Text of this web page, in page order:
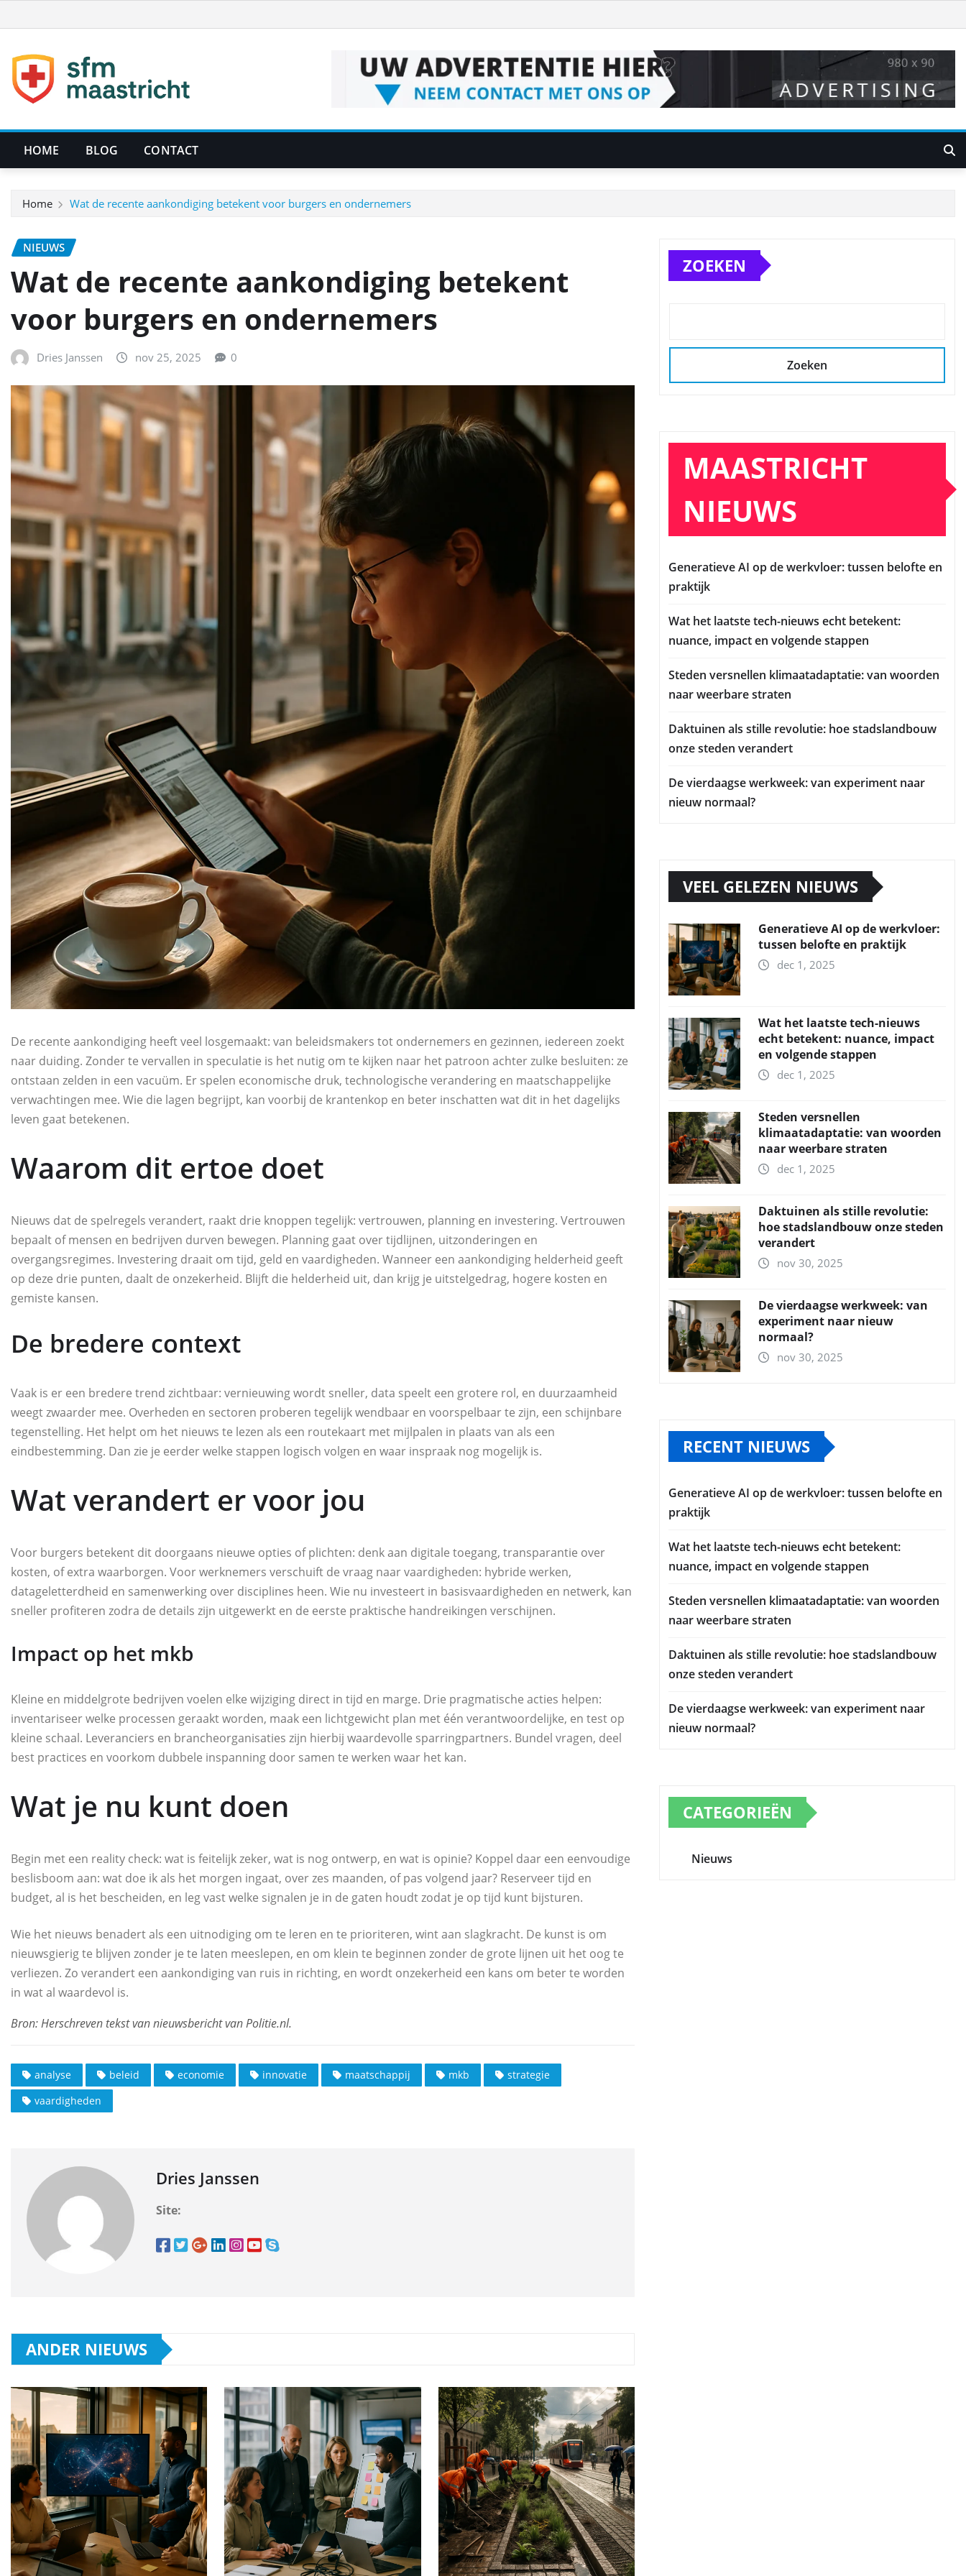
naar
inhoud
HOME BLOG CONTACT
Home Wat de recente aankondiging betekent voor burgers en ondernemers
NIEUWS
Wat de recente aankondiging betekent
voor burgers en ondernemers
Dries Janssen nov 25, 2025 0
De recente aankondiging heeft veel losgemaakt: van beleidsmakers tot ondernemers en gezinnen, iedereen zoekt
naar duiding. Zonder te vervallen in speculatie is het nutig om te kijken naar het patroon achter zulke besluiten: ze
ontstaan zelden in een vacuüm. Er spelen economische druk, technologische verandering en maatschappelijke
verwachtingen mee. Wie die lagen begrijpt, kan voorbij de krantenkop en beter inschatten wat dit in het dagelijks
leven gaat betekenen.
Waarom dit ertoe doet
Nieuws dat de spelregels verandert, raakt drie knoppen tegelijk: vertrouwen, planning en investering. Vertrouwen
bepaalt of mensen en bedrijven durven bewegen. Planning gaat over tijdlijnen, uitzonderingen en
overgangsregimes. Investering draait om tijd, geld en vaardigheden. Wanneer een aankondiging helderheid geeft
op deze drie punten, daalt de onzekerheid. Blijft die helderheid uit, dan krijg je uitstelgedrag, hogere kosten en
gemiste kansen.
De bredere context
Vaak is er een bredere trend zichtbaar: vernieuwing wordt sneller, data speelt een grotere rol, en duurzaamheid
weegt zwaarder mee. Overheden en sectoren proberen tegelijk wendbaar en voorspelbaar te zijn, een schijnbare
tegenstelling. Het helpt om het nieuws te lezen als een routekaart met mijlpalen in plaats van als een
eindbestemming. Dan zie je eerder welke stappen logisch volgen en waar inspraak nog mogelijk is.
Wat verandert er voor jou
Voor burgers betekent dit doorgaans nieuwe opties of plichten: denk aan digitale toegang, transparantie over
kosten, of extra waarborgen. Voor werknemers verschuift de vraag naar vaardigheden: hybride werken,
datageletterdheid en samenwerking over disciplines heen. Wie nu investeert in basisvaardigheden en netwerk, kan
sneller profiteren zodra de details zijn uitgewerkt en de eerste praktische handreikingen verschijnen.
Impact op het mkb
Kleine en middelgrote bedrijven voelen elke wijziging direct in tijd en marge. Drie pragmatische acties helpen:
inventariseer welke processen geraakt worden, maak een lichtgewicht plan met één verantwoordelijke, en test op
kleine schaal. Leveranciers en brancheorganisaties zijn hierbij waardevolle sparringpartners. Bundel vragen, deel
best practices en voorkom dubbele inspanning door samen te werken waar het kan.
Wat je nu kunt doen
Begin met een reality check: wat is feitelijk zeker, wat is nog ontwerp, en wat is opinie? Koppel daar een eenvoudige
beslisboom aan: wat doe ik als het morgen ingaat, over zes maanden, of pas volgend jaar? Reserveer tijd en
budget, al is het bescheiden, en leg vast welke signalen je in de gaten houdt zodat je op tijd kunt bijsturen.
Wie het nieuws benadert als een uitnodiging om te leren en te prioriteren, wint aan slagkracht. De kunst is om
nieuwsgierig te blijven zonder je te laten meeslepen, en om klein te beginnen zonder de grote lijnen uit het oog te
verliezen. Zo verandert een aankondiging van ruis in richting, en wordt onzekerheid een kans om beter te worden
in wat al waardevol is.
analyse beleid economie innovatie maatschappij mkb
strategie
vaardigheden
Dries Janssen
Site:
ANDER NIEUWS
ZOEKEN
Zoeken
MAASTRICHT
NIEUWS
Generatieve AI op de werkvloer: tussen belofte en
praktijk
Wat het laatste tech-nieuws echt betekent:
nuance, impact en volgende stappen
Steden versnellen klimaatadaptatie: van woorden
naar weerbare straten
Daktuinen als stille revolutie: hoe stadslandbouw
onze steden verandert
De vierdaagse werkweek: van experiment naar
nieuw normaal?
VEEL GELEZEN NIEUWS
Generatieve AI op de werkvloer:
tussen belofte en praktijk
dec 1, 2025
Wat het laatste tech-nieuws
echt betekent: nuance, impact
en volgende stappen
dec 1, 2025
Steden versnellen
klimaatadaptatie: van woorden
naar weerbare straten
dec 1, 2025
Daktuinen als stille revolutie:
hoe stadslandbouw onze steden
verandert
nov 30, 2025
De vierdaagse werkweek: van
experiment naar nieuw
normaal?
nov 30, 2025
RECENT NIEUWS
Generatieve AI op de werkvloer: tussen belofte en
praktijk
Wat het laatste tech-nieuws echt betekent:
nuance, impact en volgende stappen
Steden versnellen klimaatadaptatie: van woorden
naar weerbare straten
Daktuinen als stille revolutie: hoe stadslandbouw
onze steden verandert
De vierdaagse werkweek: van experiment naar
nieuw normaal?
CATEGORIEËN
Nieuws